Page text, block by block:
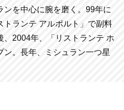
ンを中心に腕を磨く。99年に
トランテ アルポルト」で副料
、2004年、「リストランテ ホ
ン。長年、ミシュラン一つ星